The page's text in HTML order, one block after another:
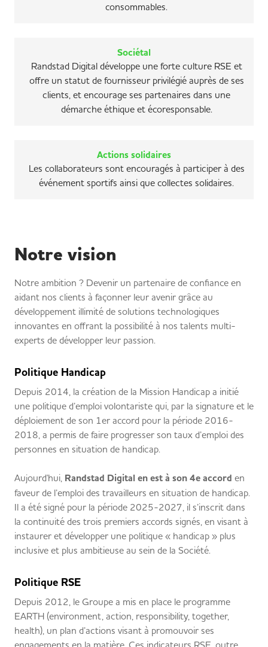
consommables.
Sociétal
Randstad Digital développe une forte culture RSE et
offre un statut de fournisseur privilégié auprès de ses
clients, et encourage ses partenaires dans une
démarche éthique et écoresponsable.
Actions solidaires
Les collaborateurs sont encouragés à participer à des
événement sportifs ainsi que collectes solidaires.
Notre vision
Notre ambition ? Devenir un partenaire de confiance en
aidant nos clients à façonner leur avenir grâce au
développement illimité de solutions technologiques
innovantes en offrant la possibilité à nos talents multi-
experts de développer leur passion.
Politique Handicap
Depuis 2014, la création de la Mission Handicap a initié
une politique d’emploi volontariste qui, par la signature et le
déploiement de son 1er accord pour la période 2016-
2018, a permis de faire progresser son taux d’emploi des
personnes en situation de handicap.
Aujourd'hui, Randstad Digital en est à son 4e accord en
faveur de l’emploi des travailleurs en situation de handicap.
Il a été signé pour la période 2025-2027, il s’inscrit dans
la continuité des trois premiers accords signés, en visant à
instaurer et développer une politique « handicap » plus
inclusive et plus ambitieuse au sein de la Société.
Politique RSE
Depuis 2012, le Groupe a mis en place le programme
EARTH (environment, action, responsibility, together,
health), un plan d’actions visant à promouvoir ses
engagements en la matière. Ces indicateurs RSE, outre